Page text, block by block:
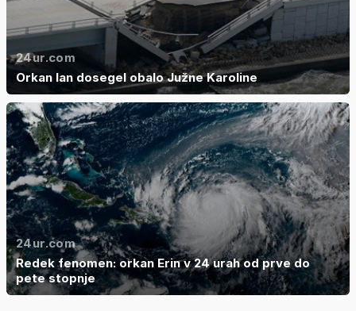
24ur.com
Orkan Ian dosegel obalo Južne Karoline
24ur.com
Redek fenomen: orkan Erin v 24 urah od prve do
pete stopnje